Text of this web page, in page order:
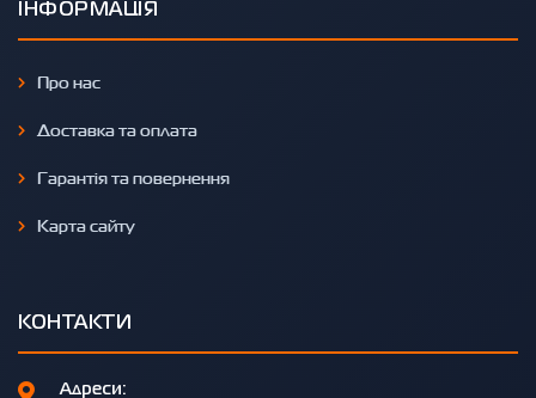
ІНФОРМАЦІЯ
Про нас
Доставка та оплата
Гарантія та повернення
Карта сайту
КОНТАКТИ
Адреси: